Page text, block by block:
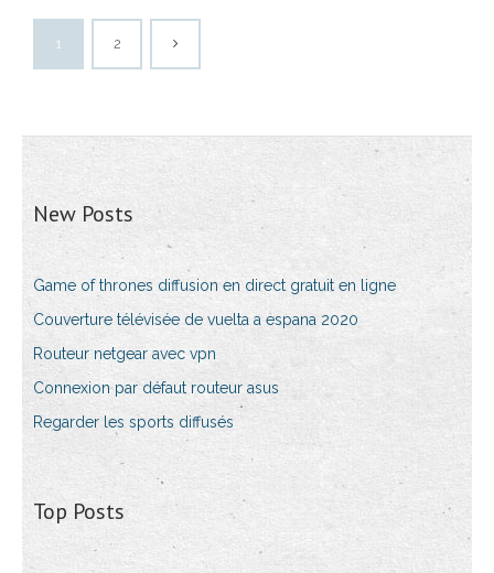
1 2
New Posts
Game of thrones diffusion en direct gratuit en ligne
Couverture télévisée de vuelta a espana 2020
Routeur netgear avec vpn
Connexion par défaut routeur asus
Regarder les sports diffusés
Top Posts